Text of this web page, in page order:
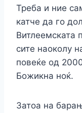
Треба и ние
катче да го
Витлеемската
сите наоколу
повеќе од
Божикна ноќ.
Затоа на